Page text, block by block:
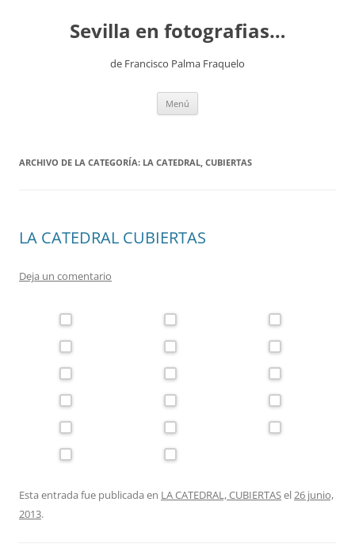
contenidoSevilla en fotografias…
de Francisco Palma Fraquelo
Menú
ARCHIVO DE LA CATEGORÍA: LA CATEDRAL, CUBIERTAS
LA CATEDRAL CUBIERTAS
Deja un comentario
Esta entrada fue publicada en LA CATEDRAL, CUBIERTASel26 junio,
2013.